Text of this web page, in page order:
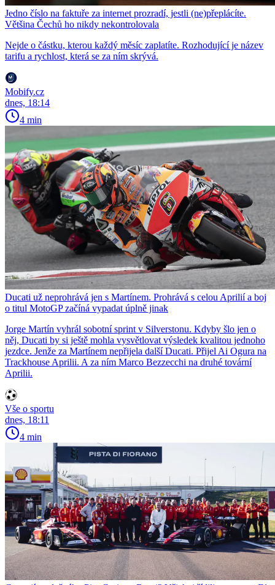
Jedno číslo na faktuře za internet prozradí, jestli (ne)přeplácíte.
Většina Čechů ho nikdy nekontrolovala
Nejde o částku, kterou každý měsíc zaplatíte. Rozhodující je název
tarifu a rychlost, která se za ním skrývá.
Mobify.cz
dnes, 18:14
4 min
Ducati už neprohrává jen s Martínem. Prohrává s celou Aprilií a boj
o titul MotoGP začíná vypadat úplně jinak
Jorge Martín vyhrál sobotní sprint v Silverstonu. Kdyby šlo jen o
něj, Ducati by si ještě mohla vysvětlovat výsledek kvalitou jednoho
jezdce. Jenže za Martínem nepřijela další Ducati. Přijel Ai Ogura na
Trackhouse Aprilii. A za ním Marco Bezzecchi na druhé tovární
Aprilii.
Vše o sportu
dnes, 18:11
4 min